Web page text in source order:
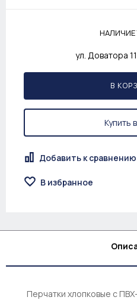
НАЛИЧИЕ
ул. Доватора
В
Купить
Добавить к сравнению
В избранное
Перчатки хлопковые с